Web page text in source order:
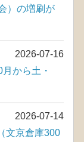
）の増刷が
2026-07-16
から土・
2026-07-14
文京倉庫300